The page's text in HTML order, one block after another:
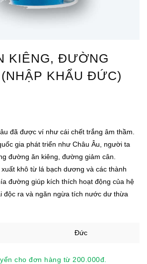
KIÊNG, ĐƯỜNG
KHẨU ĐỨC)
đã được ví như cái chết trắng âm thầm.
gia phát triển như Châu Âu, người ta
đường ăn kiêng, đường giảm cân.
khô từ lá bạch dương và các thành
đường giúp kích thích hoạt động của hệ
độc ra và ngăn ngừa tích nước dư thừa
Đức
cho đơn hàng từ 200.000đ.